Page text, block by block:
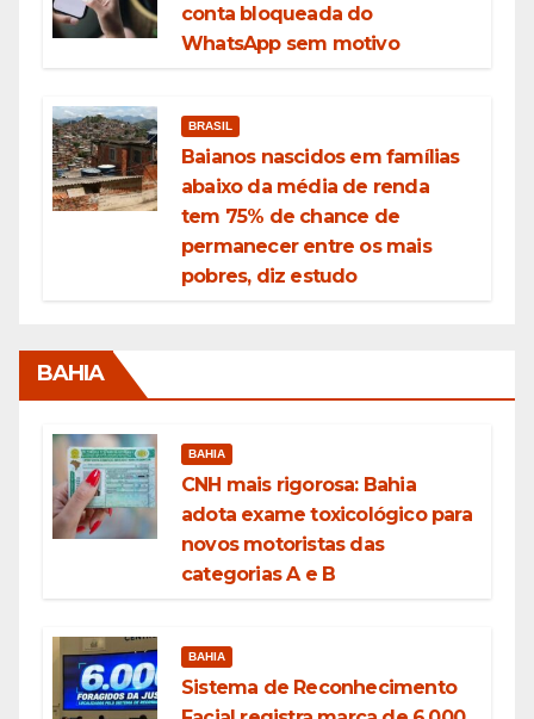
conta bloqueada do
WhatsApp sem motivo
BRASIL
Baianos nascidos em famílias
abaixo da média de renda
tem 75% de chance de
permanecer entre os mais
pobres, diz estudo
BAHIA
BAHIA
CNH mais rigorosa: Bahia
adota exame toxicológico para
novos motoristas das
categorias A e B
BAHIA
Sistema de Reconhecimento